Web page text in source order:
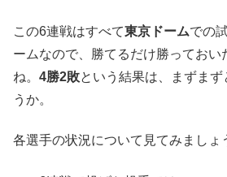
この6連戦はすべて東京ドームでの
ームなので、勝てるだけ勝っておい
ね。 4勝2敗という結果は、まずまず
うか。
各選手の状況について見てみましょ